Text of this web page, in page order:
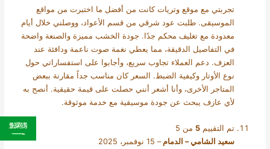
تجربتي مع موقع وتريات كانت من أفضل ما اختبرت من مواقع
الموسيقى. طلبت عود شرقي من قسم الأعواد، ووصلني خلال أيام
معدودة مع تغليف محكم جدًا. جودة الخشب مميزة والصنعة واضحة
في التفاصيل الدقيقة، مما يعطي نغمة صوت ناعمة ودافئة عند
العزف. دعم العملاء تجاوب سريع، وأجابوا على استفساراتي حول
نوع الأوتار وكيفية الضبط. السعر كان مناسب جداً مقارنة ببعض
المتاجر الأخرى، وأنا أشعر أنني حصلت على قيمة حقيقية. أنصح به
لأي عازف يبحث عن جودة موسيقية مع خدمة موثوقة.
تم التقييم5 من 5
سعيد الشامي – الدمام– 15 نوفمبر، 2025